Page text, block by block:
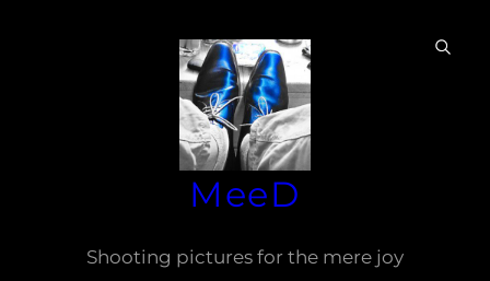
MeeD
Shooting pictures for the mere joy